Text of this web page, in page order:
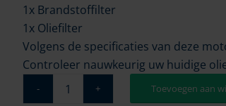
1x Brandstoffilter
1x Oliefilter
Volgens de specificaties van deze
Controleer nauwkeurig uw huidige
Toevoegen aan